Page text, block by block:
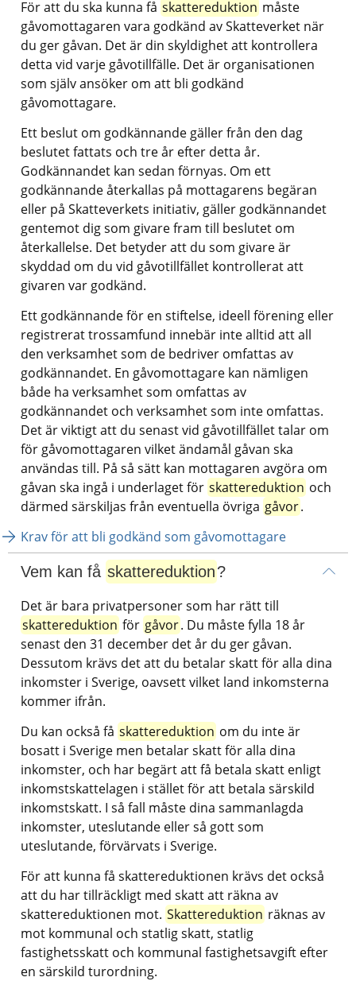
För att du ska kunna få skattereduktion måste
gåvomottagaren vara godkänd av Skatteverket när
du ger gåvan. Det är din skyldighet att kontrollera
detta vid varje gåvotillfälle. Det är organisationen
som själv ansöker om att bli godkänd
gåvomottagare.
Ett beslut om godkännande gäller från den dag
beslutet fattats och tre år efter detta år.
Godkännandet kan sedan förnyas. Om ett
godkännande återkallas på mottagarens begäran
eller på Skatteverkets initiativ, gäller godkännandet
gentemot dig som givare fram till beslutet om
återkallelse. Det betyder att du som givare är
skyddad om du vid gåvotillfället kontrollerat att
givaren var godkänd.
Ett godkännande för en stiftelse, ideell förening eller
registrerat trossamfund innebär inte alltid att all
den verksamhet som de bedriver omfattas av
godkännandet. En gåvomottagare kan nämligen
både ha verksamhet som omfattas av
godkännandet och verksamhet som inte omfattas.
Det är viktigt att du senast vid gåvotillfället talar om
för gåvomottagaren vilket ändamål gåvan ska
användas till. På så sätt kan mottagaren avgöra om
gåvan ska ingå i underlaget för skattereduktion och
därmed särskiljas från eventuella övriga gåvor.
Krav för att bli godkänd som gåvomottagare
Vem kan få skattereduktion?
Det är bara privatpersoner som har rätt till
skattereduktion för gåvor. Du måste fylla 18 år
senast den 31 december det år du ger gåvan.
Dessutom krävs det att du betalar skatt för alla dina
inkomster i Sverige, oavsett vilket land inkomsterna
kommer ifrån.
Du kan också få skattereduktion om du inte är
bosatt i Sverige men betalar skatt för alla dina
inkomster, och har begärt att få betala skatt enligt
inkomstskattelagen i stället för att betala särskild
inkomstskatt. I så fall måste dina sammanlagda
inkomster, uteslutande eller så gott som
uteslutande, förvärvats i Sverige.
För att kunna få skattereduktionen krävs det också
att du har tillräckligt med skatt att räkna av
skattereduktionen mot. Skattereduktion räknas av
mot kommunal och statlig skatt, statlig
fastighetsskatt och kommunal fastighetsavgift efter
en särskild turordning.